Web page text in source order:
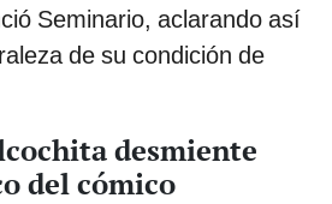
Seminario, aclarando así
de su condición de
desmiente
del cómico